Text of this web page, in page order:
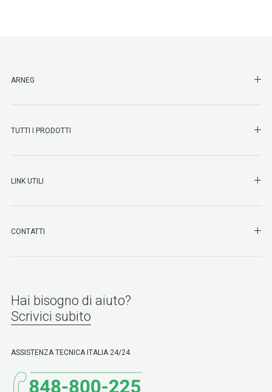
ARNEG
TUTTI I PRODOTTI
LINK UTILI
CONTATTI
Hai bisogno di aiuto?
Scrivici subito
ASSISTENZA TECNICA ITALIA 24/24